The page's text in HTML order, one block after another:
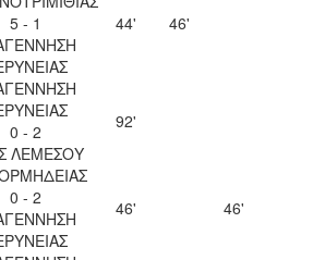
5 - 1
44' 46'
0 - 2
ΛΕΜΕΣΟΥ
92'
0 - 2
46' 46'